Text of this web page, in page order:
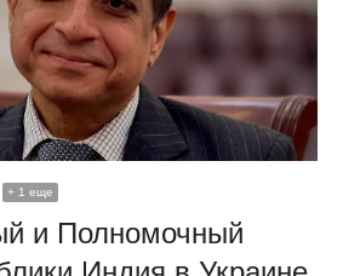
+ 1 еще
и Полномочный